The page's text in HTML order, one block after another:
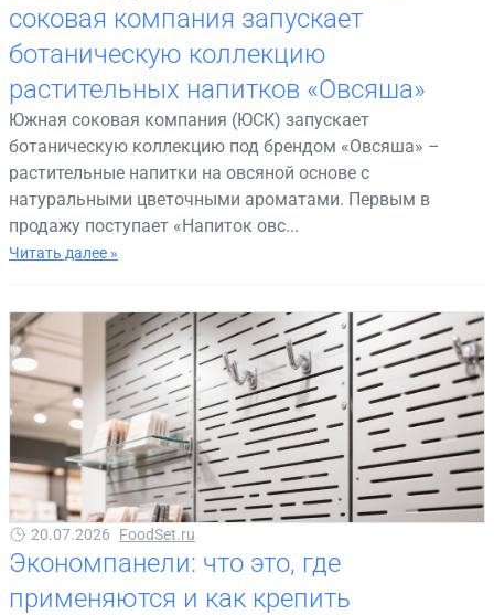
соковая компания запускает
ботаническую коллекцию
растительных напитков «Овсяша»
Южная соковая компания (ЮСК) запускает
ботаническую коллекцию под брендом «Овсяша» –
растительные напитки на овсяной основе с
натуральными цветочными ароматами. Первым в
продажу поступает «Напиток овс...
Читать далее »
20.07.2026 FoodSet.ru
Экономпанели: что это, где
применяются и как крепить